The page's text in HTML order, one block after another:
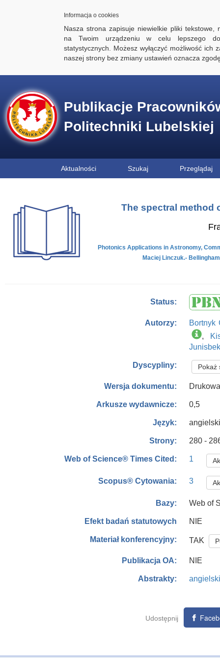
Informacja o cookies
Nasza strona zapisuje niewielkie pliki tekstowe,
na Twoim urządzeniu w celu lepszego
statystycznych. Możesz wyłączyć możliwość ich
naszej strony bez zmiany ustawień oznacza
Publikacje
Politechniki Lubelskiej
Aktualności Szukaj Przeglądaj
The spectral method
Photonics Applications in Astronomy,
Maciej Linczuk.-
Status:
Autorzy:
Bortnyk
,
Dyscypliny: Pokaż
Wersja dokumentu:
Arkusze wydawnicze: 0,5
Język: angielski
Strony: 280 -
Web of Science® Times Cited: 1
Scopus® Cytowania: 3
Bazy: Web of
Efekt badań statutowych NIE
Materiał konferencyjny: TAK
Publikacja OA: NIE
Abstrakty: angielski
Udostępnij